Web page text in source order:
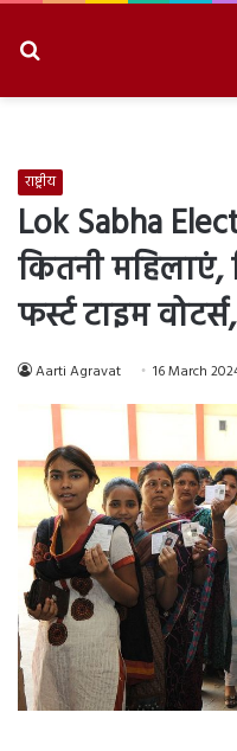
राष्ट्रीय
Lok Sabha
कितनी
फर्स्ट टाइम
Aarti Agravat 16 March